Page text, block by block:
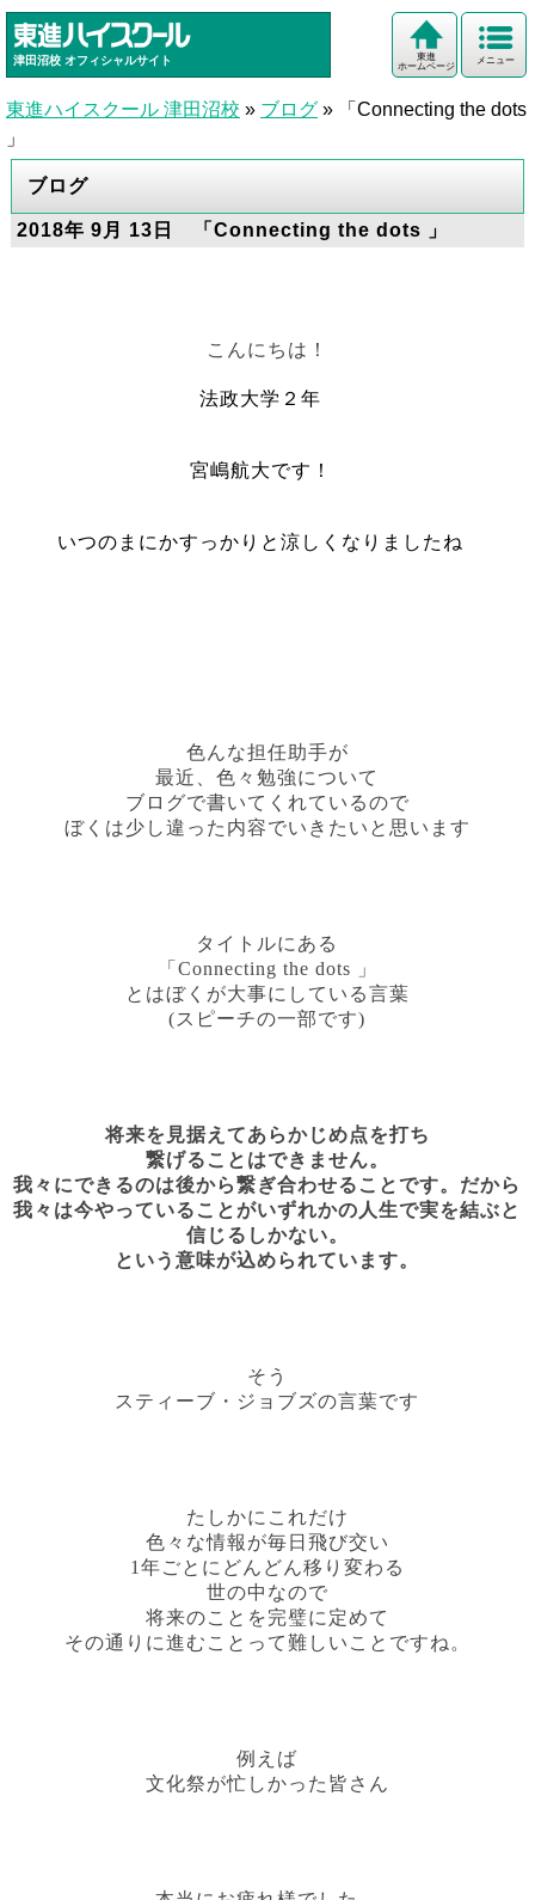
津田沼校 オフィシャルサイト メニュー
東進
ホームページ
東進ハイスクール 津田沼校 » ブログ »
「Connecting the dots
」
ブログ
2018年 9月 13日 「Connecting the dots 」
こんにちは！
法政大学２年
宮嶋航大です！
いつのまにかすっかりと涼しくなりましたね
色んな担任助手が
最近、色々勉強について
ブログで書いてくれているので
ぼくは少し違った内容でいきたいと思います
タイトルにある
「Connecting the dots 」
とはぼくが大事にしている言葉
(スピーチの一部です)
将来を見据えてあらかじめ点を打ち
繋げることはできません。
我々にできるのは後から繋ぎ合わせることです。だから
我々は今やっていることがいずれかの人生で実を結ぶと
信じるしかない。
という意味が込められています。
そう
スティーブ・ジョブズの言葉です
たしかにこれだけ
色々な情報が毎日飛び交い
1年ごとにどんどん移り変わる
世の中なので
将来のことを完璧に定めて
その通りに進むことって難しいことですね。
例えば
文化祭が忙しかった皆さん